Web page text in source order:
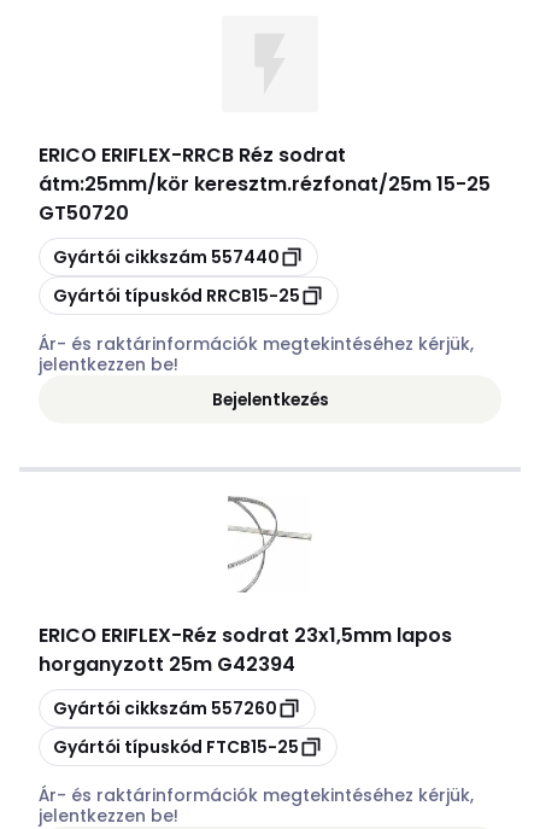
ERICO ERIFLEX-RRCB Réz sodrat
átm:25mm/kör keresztm.rézfonat/25m 15-25
GT50720
Másolás
Gyártói cikkszám 557440
Másolás
Gyártói típuskód RRCB15-25
Ár- és raktárinformációk megtekintéséhez kérjük,
jelentkezzen be!
Bejelentkezés
ERICO ERIFLEX-Réz sodrat 23x1,5mm lapos
horganyzott 25m G42394
Másolás
Gyártói cikkszám 557260
Másolás
Gyártói típuskód FTCB15-25
Ár- és raktárinformációk megtekintéséhez kérjük,
jelentkezzen be!